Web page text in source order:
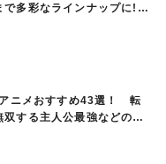
で多彩なラインナップに!!
ニメおすすめ43選！ 転
する主人公最強などの人